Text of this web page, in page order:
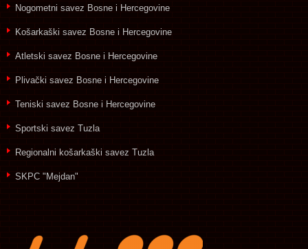
Nogometni savez Bosne i Hercegovine
Košarkaški savez Bosne i Hercegovine
Atletski savez Bosne i Hercegovine
Plivački savez Bosne i Hercegovine
Teniski savez Bosne i Hercegovine
Sportski savez Tuzla
Regionalni košarkaški savez Tuzla
SKPC "Mejdan"